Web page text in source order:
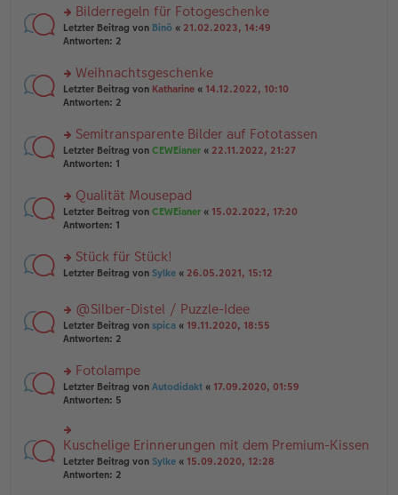
ei
tr
a
e
n
er
tr
a
g
n
g
el
e
n
er
tr
a
g
rs
te
n
g
el
e
n
er
tr
a
g
Bilderregeln für Fotogeschenke
Letzter Beitrag von Binö « 21.02.2023, 14:49
Antworten: 2
rs
te
n
g
el
e
n
er
tr
a
Weihnachtsgeschenke
Letzter Beitrag von Katharine « 14.12.2022, 10:10
Antworten: 2
rs
te
n
g
el
e
n
ei
tr
a
Semitransparente Bilder auf Fototassen
Letzter Beitrag von CEWEianer « 22.11.2022, 21:27
Antworten: 1
rs
te
n
g
es
e
n
er
ei
tr
a
Qualität Mousepad
Letzter Beitrag von CEWEianer « 15.02.2022, 17:20
Antworten: 1
rs
u
n
g
es
e
n
er
ei
tr
a
g
Stück für Stück!
Letzter Beitrag von Sylke « 26.05.2021, 15:12
rs
te
n
g
el
e
n
er
B
@Silber-Distel / Puzzle-Idee
Letzter Beitrag von spica « 19.11.2020, 18:55
Antworten: 2
rs
te
u
n
g
el
es
Fotolampe
Letzter Beitrag von Autodidakt « 17.09.2020, 01:59
Antworten: 5
rs
te
r
Kuschelige Erinnerungen mit dem Premium-Kissen
Letzter Beitrag von Sylke « 15.09.2020, 12:28
Antworten: 2